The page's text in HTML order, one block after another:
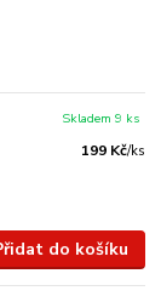
199 Kč/ks
Skladem 9 ks
do košíku